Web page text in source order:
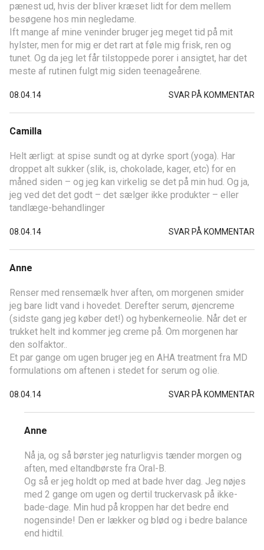
pænest ud, hvis der bliver kræset lidt for dem mellem
besøgene hos min negledame.
Ift mange af mine veninder bruger jeg meget tid på mit
hylster, men for mig er det rart at føle mig frisk, ren og
tunet. Og da jeg let får tilstoppede porer i ansigtet, har det
meste af rutinen fulgt mig siden teenageårene.
08.04.14 SVAR PÅ KOMMENTAR
Camilla
Helt ærligt: at spise sundt og at dyrke sport (yoga). Har
droppet alt sukker (slik, is, chokolade, kager, etc) for en
måned siden – og jeg kan virkelig se det på min hud. Og ja,
jeg ved det det godt – det sælger ikke produkter – eller
tandlæge-behandlinger
08.04.14 SVAR PÅ KOMMENTAR
Anne
Renser med rensemælk hver aften, om morgenen smider
jeg bare lidt vand i hovedet. Derefter serum, øjencreme
(sidste gang jeg køber det!) og hybenkerneolie. Når det er
trukket helt ind kommer jeg creme på. Om morgenen har
den solfaktor..
Et par gange om ugen bruger jeg en AHA treatment fra MD
formulations om aftenen i stedet for serum og olie.
08.04.14 SVAR PÅ KOMMENTAR
Anne
Nå ja, og så børster jeg naturligvis tænder morgen og
aften, med eltandbørste fra Oral-B.
Og så er jeg holdt op med at bade hver dag. Jeg nøjes
med 2 gange om ugen og dertil truckervask på ikke-
bade-dage. Min hud på kroppen har det bedre end
nogensinde! Den er lækker og blød og i bedre balance
end hidtil.